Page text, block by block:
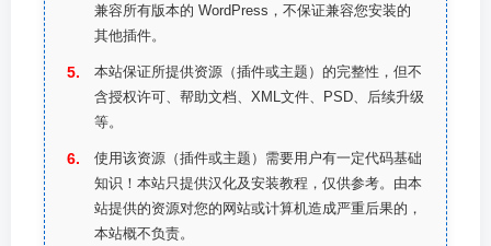
兼容所有版本的 WordPress，不保证兼容您安装的
其他插件。
本站保证所提供资源（插件或主题）的完整性，但不
含授权许可、帮助文档、XML文件、PSD、后续升级
等。
使用该资源（插件或主题）需要用户有一定代码基础
知识！本站只提供汉化及安装教程，仅供参考。由本
站提供的资源对您的网站或计算机造成严重后果的，
本站概不负责。